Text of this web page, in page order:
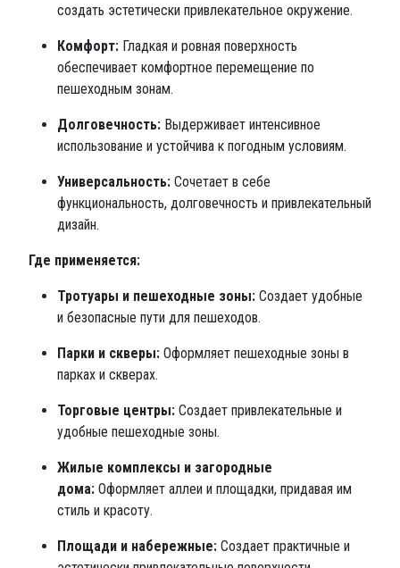
создать эстетически привлекательное окружение.
Комфорт: Гладкая и ровная поверхность
обеспечивает комфортное перемещение по
пешеходным зонам.
Долговечность: Выдерживает интенсивное
использование и устойчива к погодным условиям.
Универсальность: Сочетает в себе
функциональность, долговечность и привлекательный
дизайн.
Где применяется:
Тротуары и пешеходные зоны: Создает удобные
и безопасные пути для пешеходов.
Парки и скверы: Оформляет пешеходные зоны в
парках и скверах.
Торговые центры: Создает привлекательные и
удобные пешеходные зоны.
Жилые комплексы и загородные
дома: Оформляет аллеи и площадки, придавая им
стиль и красоту.
Площади и набережные: Создает практичные и